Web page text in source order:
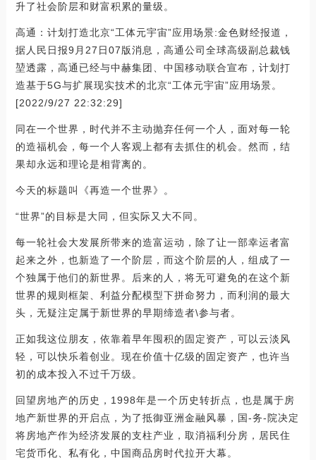
升了社会阶层和财富积累的量级。
高通：计划打造北京“工体元宇宙”应用场景:金色财经报道，
据人民日报9月27日07版消息，高通公司全球高级副总裁钱
堃透露，高通已经与中赫集团、中国移动联合宣布，计划打
造基于5G与扩展现实技术的北京“工体元宇宙”应用场景。
[2022/9/27 22:32:29]
同在一个世界，时代并不主动抛弃任何一个人，面对每一轮
的造福机会，每一个人客观上都有去抓住的机会。然而，结
果却永远和理论是相背离的。
今天的标题叫《再造一个世界》。
“世界”的目标是大同，但实际又大不同。
每一轮社会大发展所带来的造富运动，除了让一部幸运者富
起来之外，也新造了一个阶层，而这个阶层的人，组成了一
个独属于他们的新世界。后来的人，将无可避免的在这个新
世界的规则框架、利益分配模型下拼命努力，而利润的最大
头，无疑注定属于新世界的早期缔造者\参与者。
正如我这位朋友，依靠着早年囤积的固定资产，可以云淡风
轻，可以快乐着创业。现在价值十亿级的固定资产，也许当
初的成本投入不过千万级。
回望房地产的历史，1998年是一个历史转折点，也是属于房
地产新世界的开启点，为了抵御亚洲金融风暴，国-务-院决定
将房地产作为经济发展的支柱产业，取消福利分房，居民住
宅货币化、私有化，中国商品房时代拉开大幕。